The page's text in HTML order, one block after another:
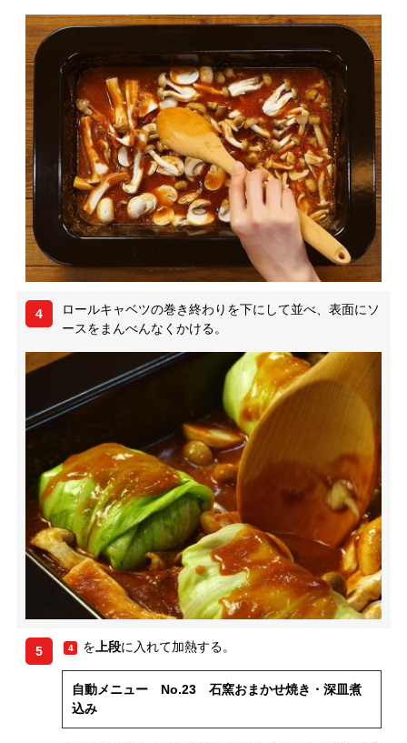
4
ロールキャベツの巻き終わりを下にして並べ、表面にソ
ースをまんべんなくかける。
5 4 を上段に入れて加熱する。
自動メニュー No.23 石窯おまかせ焼き・深皿煮
込み